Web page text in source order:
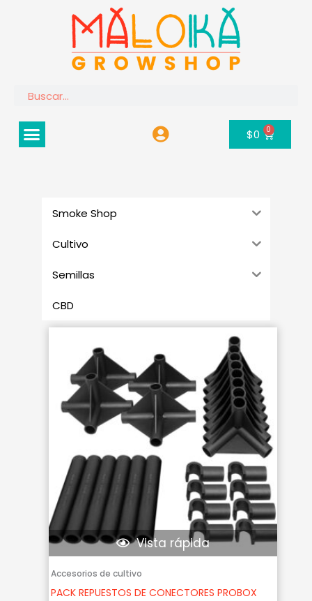
Buscar
Menú $0 0 Carrito
Smoke Shop
Cultivo
Semillas
CBD
Vista rápida
Accesorios de cultivo
PACK REPUESTOS DE CONECTORES PROBOX